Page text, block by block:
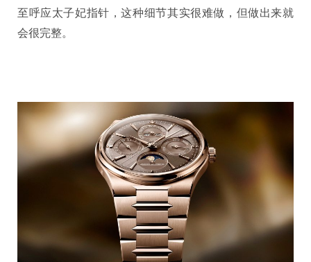
至呼应太子妃指针，这种细节其实很难做，但做出来就
会很完整。